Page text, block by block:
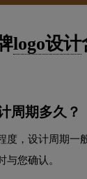
logo设计
周期多久？
度，设计周期一
与您确认。